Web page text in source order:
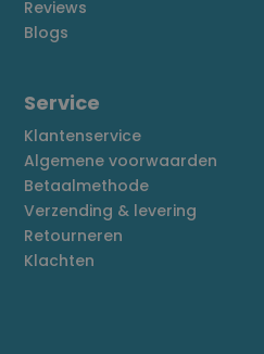
Reviews
Blogs
Service
Klantenservice
Algemene voorwaarden
Betaalmethode
Verzending & levering
Retourneren
Klachten